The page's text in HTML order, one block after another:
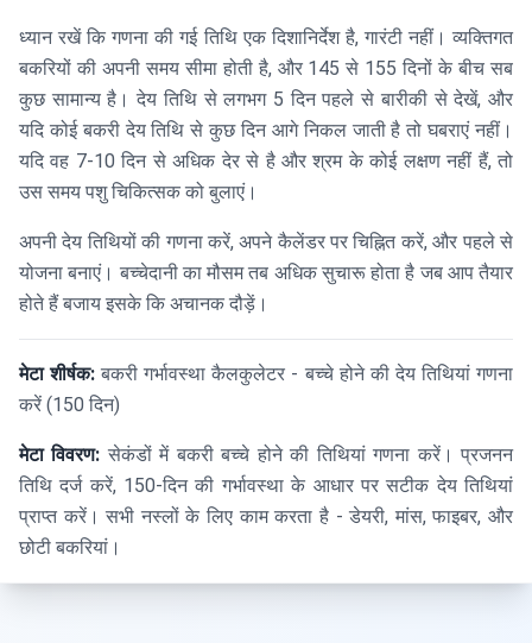
ध्यान रखें कि गणना की गई तिथि एक दिशानिर्देश है, गारंटी नहीं। व्यक्तिगत
बकरियों की अपनी समय सीमा होती है, और 145 से 155 दिनों के बीच सब
कुछ सामान्य है। देय तिथि से लगभग 5 दिन पहले से बारीकी से देखें, और
यदि कोई बकरी देय तिथि से कुछ दिन आगे निकल जाती है तो घबराएं नहीं।
यदि वह 7-10 दिन से अधिक देर से है और श्रम के कोई लक्षण नहीं हैं, तो
उस समय पशु चिकित्सक को बुलाएं।
अपनी देय तिथियों की गणना करें, अपने कैलेंडर पर चिह्नित करें, और पहले से
योजना बनाएं। बच्चेदानी का मौसम तब अधिक सुचारू होता है जब आप तैयार
होते हैं बजाय इसके कि अचानक दौड़ें।
मेटा शीर्षक: बकरी गर्भावस्था कैलकुलेटर - बच्चे होने की देय तिथियां गणना
करें (150 दिन)
मेटा विवरण: सेकंडों में बकरी बच्चे होने की तिथियां गणना करें। प्रजनन
तिथि दर्ज करें, 150-दिन की गर्भावस्था के आधार पर सटीक देय तिथियां
प्राप्त करें। सभी नस्लों के लिए काम करता है - डेयरी, मांस, फाइबर, और
छोटी बकरियां।